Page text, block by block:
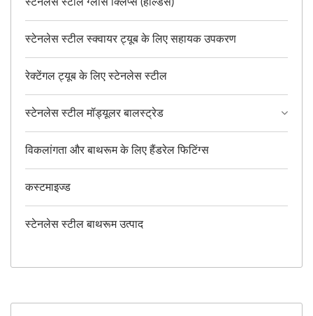
स्टेनलेस स्टील स्क्वायर ट्यूब के लिए सहायक उपकरण
रेक्टेंगल ट्यूब के लिए स्टेनलेस स्टील
स्टेनलेस स्टील मॉड्यूलर बालस्ट्रेड
विकलांगता और बाथरूम के लिए हैंडरेल फिटिंग्स
कस्टमाइज्ड
स्टेनलेस स्टील बाथरूम उत्पाद